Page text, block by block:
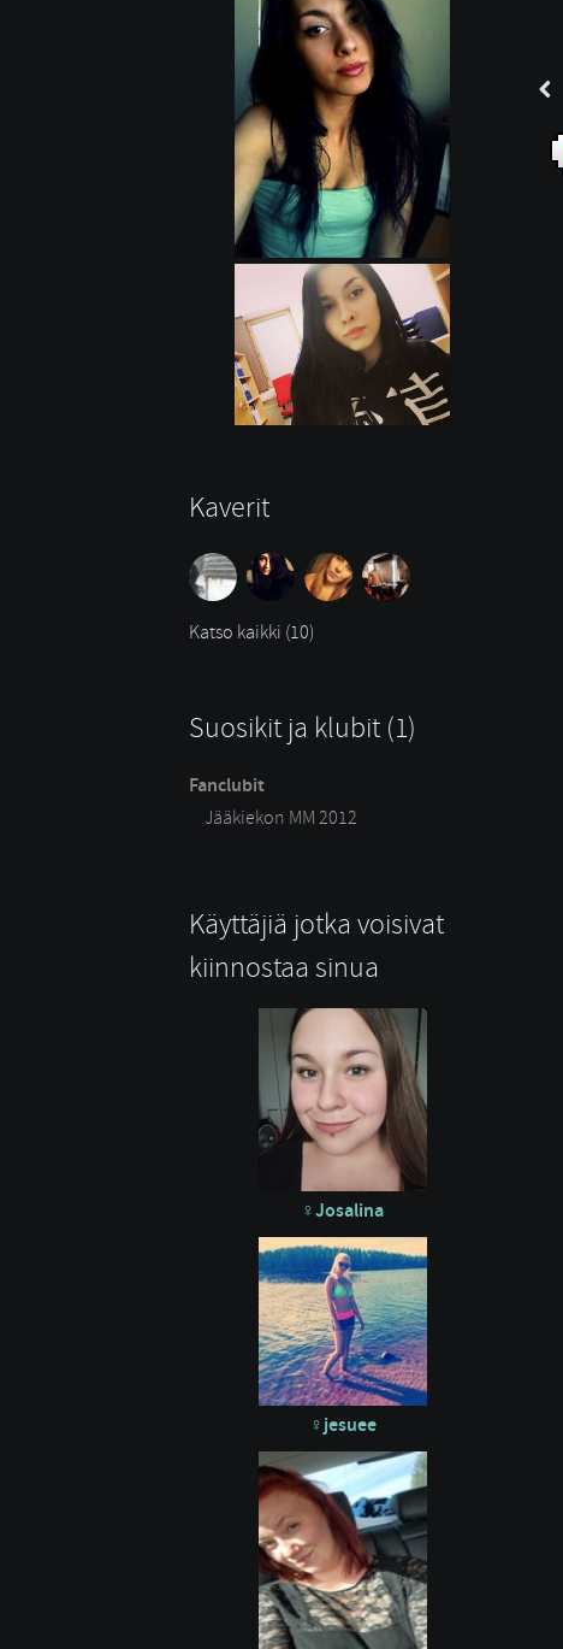
Kaverit
Katso kaikki (10)
Suosikit ja klubit (1)
Fanclubit
Jääkiekon MM 2012
Käyttäjiä jotka voisivat
kiinnostaa sinua
Josalina
jesuee